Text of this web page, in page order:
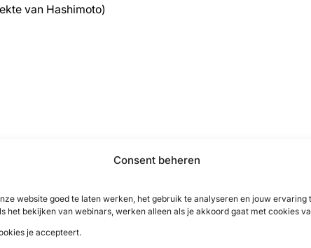
Consent beheren
website goed te laten werken, het gebruik te analyseren en jouw ervaring
het bekijken van webinars, werken alleen als je akkoord gaat met cookies
je accepteert.
van Hashimoto)